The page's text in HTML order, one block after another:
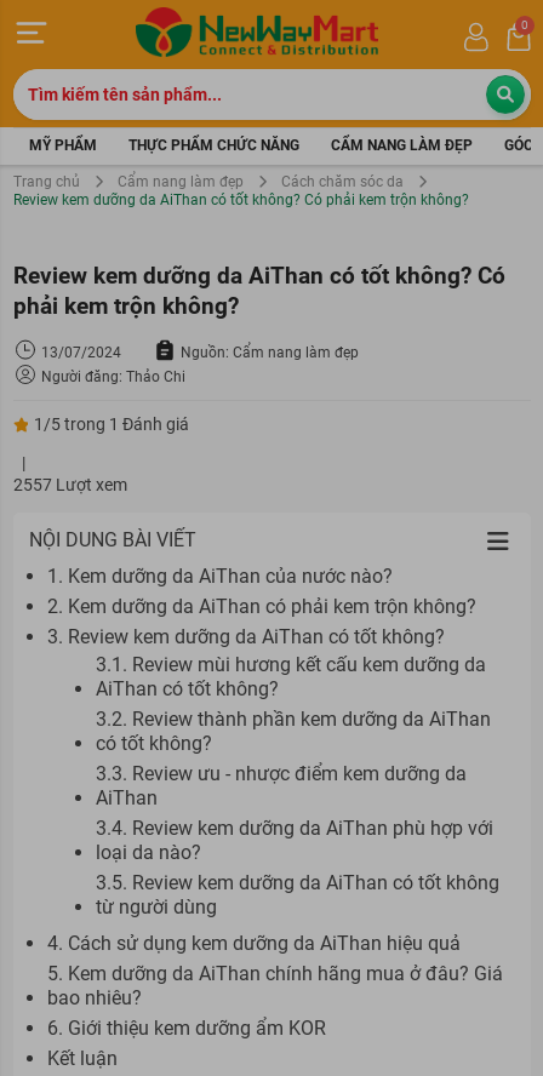
0
MỸ PHẨM THỰC PHẨM CHỨC NĂNG CẨM NANG LÀM ĐẸP GÓC
Trang chủ Cẩm nang làm đẹp
Cách chăm sóc da
Review kem dưỡng da AiThan có tốt không? Có phải kem trộn không?
Review kem dưỡng da AiThan có tốt không? Có
phải kem trộn không?
13/07/2024
Nguồn: Cẩm nang làm đẹp
Người đăng: Thảo Chi
1/5 trong 1 Đánh giá
|
2557 Lượt xem
NỘI DUNG BÀI VIẾT
1. Kem dưỡng da AiThan của nước nào?
2. Kem dưỡng da AiThan có phải kem trộn không?
3. Review kem dưỡng da AiThan có tốt không?
3.1. Review mùi hương kết cấu kem dưỡng da
AiThan có tốt không?
3.2. Review thành phần kem dưỡng da AiThan
có tốt không?
3.3. Review ưu - nhược điểm kem dưỡng da
AiThan
3.4. Review kem dưỡng da AiThan phù hợp với
loại da nào?
3.5. Review kem dưỡng da AiThan có tốt không
từ người dùng
4. Cách sử dụng kem dưỡng da AiThan hiệu quả
5. Kem dưỡng da AiThan chính hãng mua ở đâu? Giá
bao nhiêu?
6. Giới thiệu kem dưỡng ẩm KOR
Kết luận